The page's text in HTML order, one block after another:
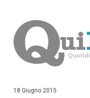
i18 Giugno 2015